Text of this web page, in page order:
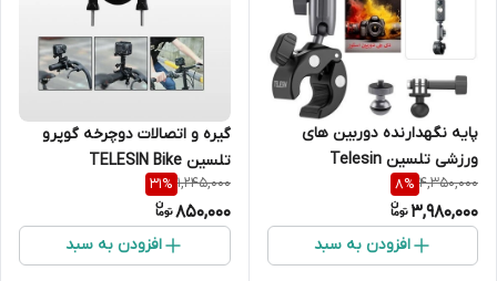
پایه نگهدارنده دوربین های
ورزشی تلسین Telesin
Universal Tube ClampGP-
HBM-003
4,350,000
8%
3,980,000
افزودن به سبد
گیره و اتصالات دوچرخه گوپرو
تلسین TELESIN Bike
Motorcycle Handlebar
1,245,000
31%
850,000
افزودن به سبد